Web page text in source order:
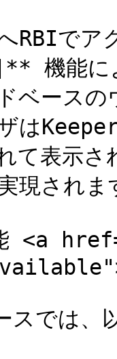
RBIでア
機能に
ベース
は
て表示
現されま
能 <a
スでは